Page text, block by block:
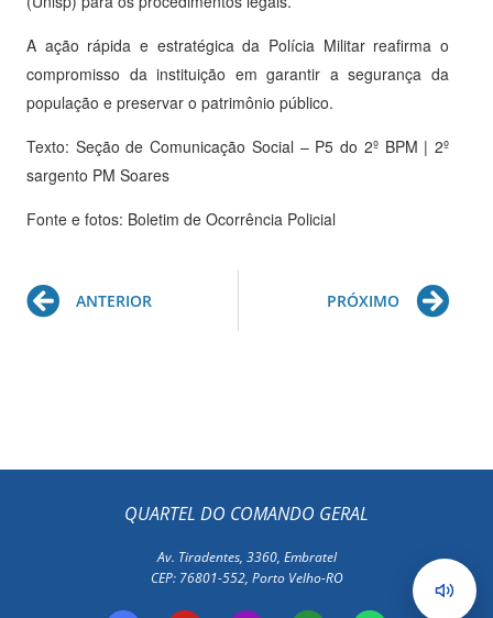
A ação rápida e estratégica da Polícia Militar reafirma o
compromisso da instituição em garantir a segurança da
população e preservar o patrimônio público.
Texto: Seção de Comunicação Social – P5 do 2º BPM | 2º
sargento PM Soares
Fonte e fotos: Boletim de Ocorrência Policial
Prev
ANTERIOR PRÓXIMO
QUARTEL DO COMANDO GERAL
Av. Tiradentes, 3360, Embratel
CEP: 76801-552, Porto Velho-RO